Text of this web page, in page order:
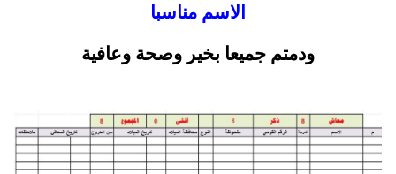
الاسم مناسبا
ودمتم جميعا بخير وصحة وعافية